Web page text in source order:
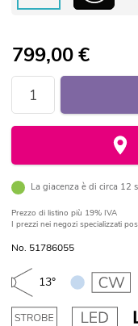
799,00€
La giacenza è di circa 12
Prezzo di listino più 19% IVA
I prezzi nei negozi specializzati
No. 51786055
13°